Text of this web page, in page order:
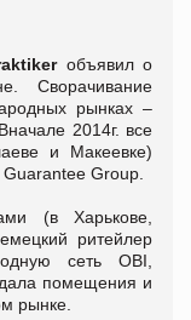
объявил о
Сворачивание
рынках –
2014г. все
и Макеевке)
Group.
(в Харькове,
ритейлер
сеть OBI,
помещения и
рынке.